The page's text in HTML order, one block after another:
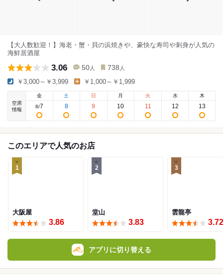
【大人数歓迎！】海老・蟹・貝の浜焼きや、豪快な寿司や刺身が人気の
海鮮居酒屋
3.06 50 人 738 人
￥3,000～￥3,999 ￥1,000～￥1,999
空席
情報
金
8/7
土
8
日
9
月
10
火
11
水
12
木
13
このエリアで人気のお店
1
大阪屋
3.86
2
堂山
3.83
3
雲龍亭
3.72
アプリに切り替える